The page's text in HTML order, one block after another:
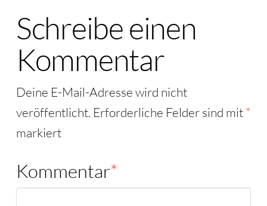
Schreibe einen
Kommentar
Deine E-Mail-Adresse wird nicht
veröffentlicht. Erforderliche Felder sind mit*
markiert
Kommentar*